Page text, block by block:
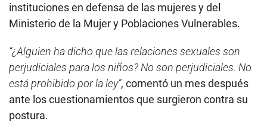
instituciones en defensa de las mujeres y del
Ministerio de la Mujer y Poblaciones Vulnerables.
“¿Alguien ha dicho que las relaciones sexuales son
perjudiciales para los niños? No son perjudiciales. No
está prohibido por la ley”, comentó un mes después
ante los cuestionamientos que surgieron contra su
postura.